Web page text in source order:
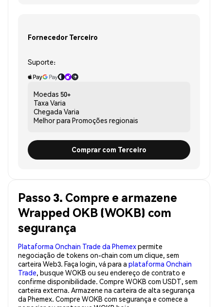
Fornecedor Terceiro
Suporte:
Moedas 50+
Taxa Varia
Chegada Varia
Melhor para Promoções regionais
Comprar com Terceiro
Passo 3. Compre e armazene
Wrapped OKB (WOKB) com
segurança
Plataforma Onchain Trade da Phemexpermite
negociação de tokens on-chain com um clique, sem
carteira Web3. Faça login, vá para a plataforma Onchain
Trade, busque WOKB ou seu endereço de contrato e
confirme disponibilidade. Compre WOKB com USDT, sem
carteira externa. Armazene na carteira de alta segurança
da Phemex. Compre WOKB com segurança e comece a